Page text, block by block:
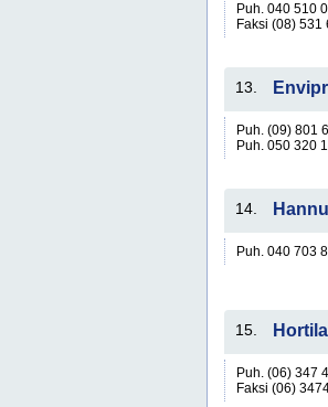
Puh. 040 510
Faksi (08) 531
13.
Puh. (09) 801
Puh. 050 320
14.
Puh. 040 703
15.
Puh. (06) 347
Faksi (06)